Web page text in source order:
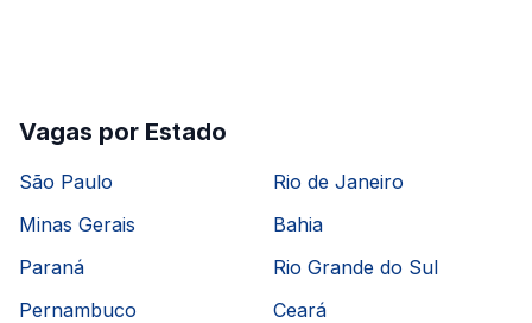
Vagas por Estado
São Paulo
Rio de Janeiro
Minas Gerais
Bahia
Paraná
Rio Grande do Sul
Pernambuco
Ceará